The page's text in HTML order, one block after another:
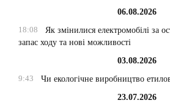
06.08.2026
18:08
Як змінилися електромобілі за
запас ходу та нові можливості
03.08.2026
9:43
Чи екологічне виробництво
23.07.2026